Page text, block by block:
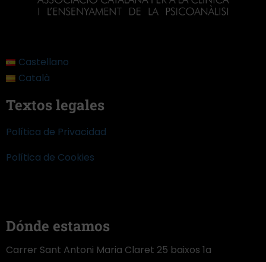
Castellano
Català
Textos legales
Política de Privacidad
Política de Cookies
Dónde estamos
Carrer Sant Antoni Maria Claret 25 baixos 1a